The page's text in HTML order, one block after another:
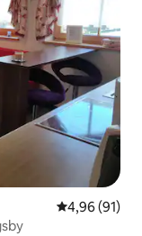
4,96 av 5 i
4,96 (91)